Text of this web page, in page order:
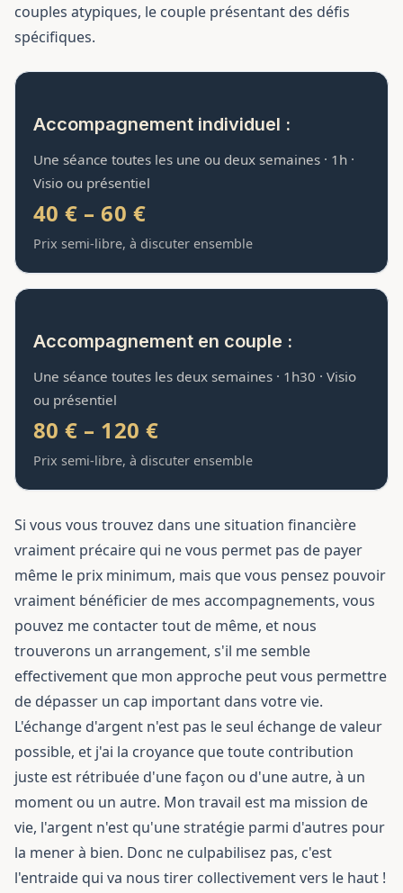
couples atypiques, le couple présentant des défis
spécifiques.
Accompagnement individuel :
Une séance toutes les une ou deux semaines · 1h ·
Visio ou présentiel
40 € – 60 €
Prix semi-libre, à discuter ensemble
Accompagnement en couple :
Une séance toutes les deux semaines · 1h30 · Visio
ou présentiel
80 € – 120 €
Prix semi-libre, à discuter ensemble
Si vous vous trouvez dans une situation financière
vraiment précaire qui ne vous permet pas de payer
même le prix minimum, mais que vous pensez pouvoir
vraiment bénéficier de mes accompagnements, vous
pouvez me contacter tout de même, et nous
trouverons un arrangement, s'il me semble
effectivement que mon approche peut vous permettre
de dépasser un cap important dans votre vie.
L'échange d'argent n'est pas le seul échange de valeur
possible, et j'ai la croyance que toute contribution
juste est rétribuée d'une façon ou d'une autre, à un
moment ou un autre. Mon travail est ma mission de
vie, l'argent n'est qu'une stratégie parmi d'autres pour
la mener à bien. Donc ne culpabilisez pas, c'est
l'entraide qui va nous tirer collectivement vers le haut !